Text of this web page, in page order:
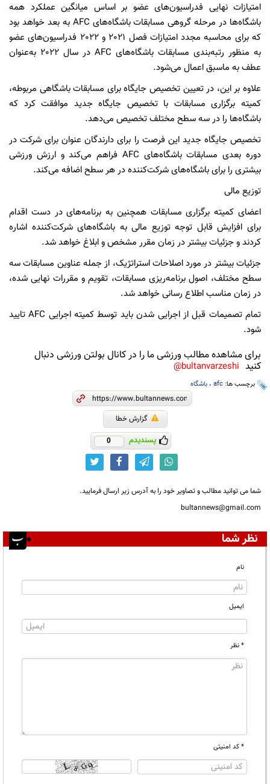
امتیازات نهایی فدراسیون‌های عضو بر اساس میانگین عملکرد همه
باشگاه‌ها در مرحله گروهی مسابقات باشگاه‌های AFC به بعد خواهد بود
که برای محاسبه مجدد امتیازات فصل 2021 و 2022 فدراسیون‌های عضو
به منظور رتبه‌بندی مسابقات باشگاه‌های AFC در سال 2022 به‌عنوان
عطف به ماسبق اعمال می‌شود.
علاوه بر این، در تعیین تخصیص جایگاه برای مسابقات باشگاهی مربوطه،
کمیته برگزاری مسابقات با تخصیص جایگاه جدید موافقت کرد که
باشگاه‌ها را در سه سطح مختلف تخصیص می‌دهد.
تخصیص جایگاه جدید این فرصت را برای دارندگان عنوان برای شرکت در
دوره بعدی مسابقات باشگاه‌های AFC فراهم می‌کند و ارزش ورزشی
بیشتری را برای باشگاه‌های شرکت‌کننده در هر سطح اضافه می‌کند.
توزیع مالی
اعضای کمیته برگزاری مسابقات همچنین به برنامه‌های در دست اقدام
برای افزایش قابل توجه توزیع مالی به باشگاه‌های شرکت‌کننده اشاره
کردند و جزئیات بیشتر در زمان مقرر مشخص و ابلاغ خواهد شد.
جزئیات بیشتر در مورد اصلاحات استراتژیک، از جمله عناوین مسابقات سه
سطح مختلف، اصول برنامه‌ریزی مسابقات، تقویم و مقررات نهایی شده،
در زمان مناسب اطلاع رسانی خواهد شد.
تمام تصمیمات قبل از اجرایی شدن باید توسط کمیته اجرایی AFC تایید
شود.
برای مشاهده مطالب ورزشی ما را در کانال بولتن ورزشی دنبال
کنید bultanvarzeshi@
برچسب ها: afc ، باشگاه
گزارش خطا
پسندیدم 0
شما می توانید مطالب و تصاویر خود را به آدرس زیر ارسال فرمایید.
bultannews@gmail.com
نظر شما
نام
ایمیل
* نظر
* کد امنیتی